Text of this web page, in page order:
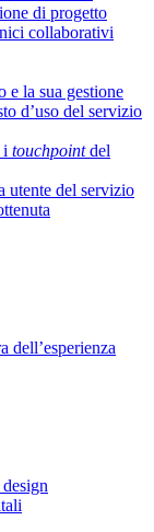
di progetto
collaborativi
e la sua gestione
d’uso del servizio
i touchpointdel
utente del servizio
dell’esperienza